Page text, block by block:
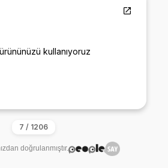
kullanıyoruz
doğrulanmıştır.